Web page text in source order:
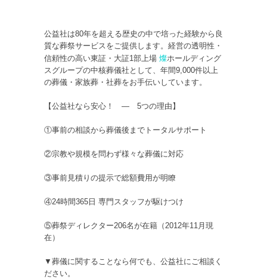
公益社は80年を超える歴史の中で培った経験から良
質な葬祭サービスをご提供します。経営の透明性・
信頼性の高い東証・大証1部上場 燦ホールディング
スグループの中核葬儀社として、年間9,000件以上
の葬儀・家族葬・社葬をお手伝いしています。
【公益社なら安心！ ― 5つの理由】
①事前の相談から葬儀後までトータルサポート
②宗教や規模を問わず様々な葬儀に対応
③事前見積りの提示で総額費用が明瞭
④24時間365日 専門スタッフが駆けつけ
⑤葬祭ディレクター206名が在籍（2012年11月現
在）
▼葬儀に関することなら何でも、公益社にご相談く
ださい。